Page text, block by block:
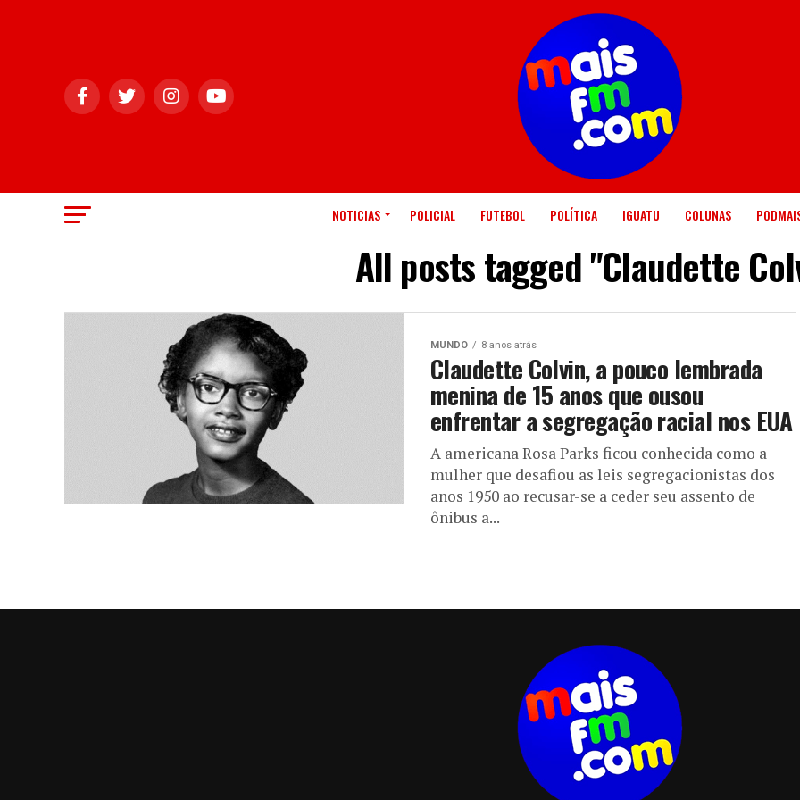
NOTICIAS POLICIAL FUTEBOL POLÍTICA IGUATU COLUNAS
All posts tagged "Claudette
MUNDO 8 anos atrás
Claudette Colvin, a pouco lembrada
menina de 15 anos que ousou
enfrentar a segregação racial nos EUA
A americana Rosa Parks ficou conhecida como a
mulher que desafiou as leis segregacionistas dos
anos 1950 ao recusar-se a ceder seu assento de
ônibus a...